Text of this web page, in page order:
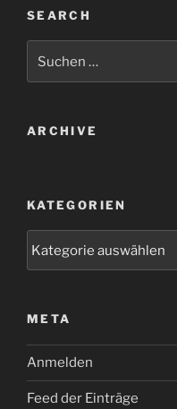
SEARCH
nach:
ARCHIVE
KATEGORIEN
META
Anmelden
Feed der Einträge